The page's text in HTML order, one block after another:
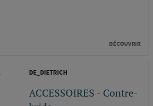
DÉCOUVRIR
DE_DIETRICH
ACCESSOIRES - Contre-